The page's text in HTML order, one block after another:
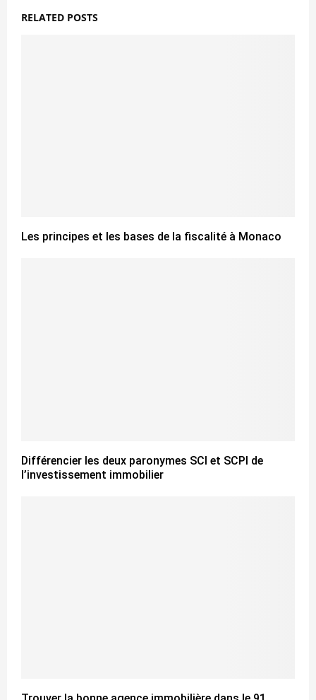
RELATED POSTS
Les principes et les bases de la fiscalité à Monaco
Différencier les deux paronymes SCI et SCPI de
l’investissement immobilier